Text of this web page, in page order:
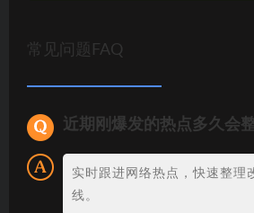
常见问题FAQ
近期刚爆发的热点多久会
实时跟进网络热点，快速整理
线。